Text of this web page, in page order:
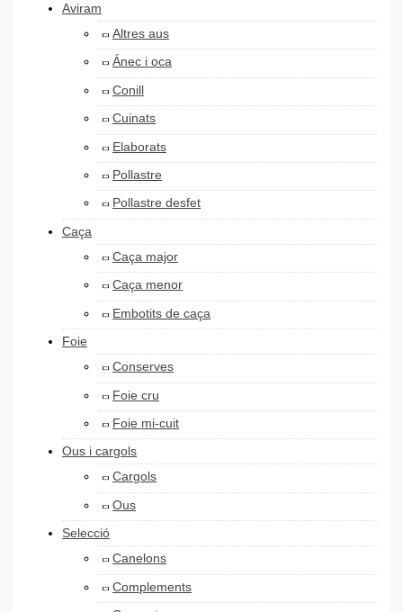
Aviram
Altres aus
Ánec i oca
Conill
Cuinats
Elaborats
Pollastre
Pollastre desfet
Caça
Caça major
Caça menor
Embotits de caça
Foie
Conserves
Foie cru
Foie mi-cuit
Ous i cargols
Cargols
Ous
Selecció
Canelons
Complements